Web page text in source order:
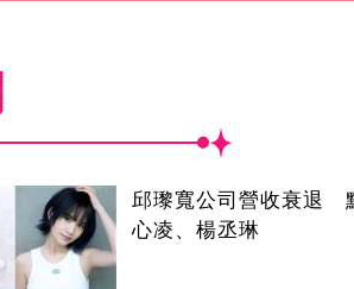
邱瓈寬公司營收衰退
心凌、楊丞琳